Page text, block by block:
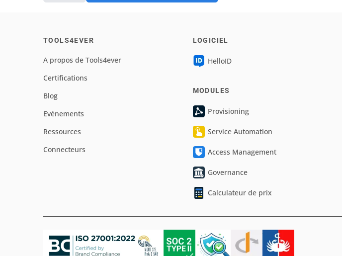
TOOLS4EVER
A propos de Tools4ever
Certifications
Blog
Evénements
Ressources
Connecteurs
LOGICIEL
HelloID
MODULES
Provisioning
Service Automation
Access Management
Governance
Calculateur de prix